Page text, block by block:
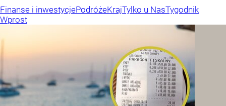
Finanse i inwestycjePodróżeKrajTylko u NasTygodnik
Wprost